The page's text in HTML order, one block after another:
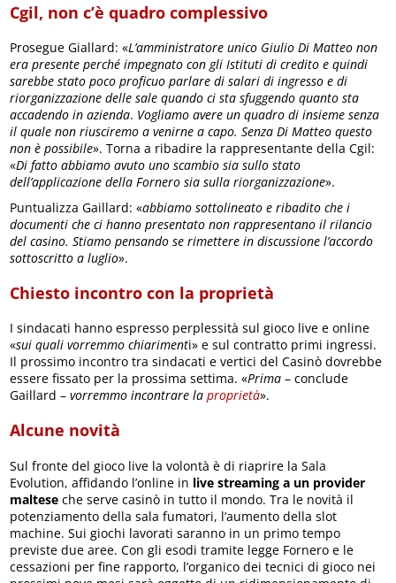
Cgil, non c’è quadro complessivo
Prosegue Giallard: «L’amministratore unico Giulio Di Matteo non
era presente perché impegnato con gli Istituti di credito e quindi
sarebbe stato poco proficuo parlare di salari di ingresso e di
riorganizzazione delle sale quando ci sta sfuggendo quanto sta
accadendo in azienda. Vogliamo avere un quadro di insieme senza
il quale non riusciremo a venirne a capo. Senza Di Matteo questo
non è possibile». Torna a ribadire la rappresentante della Cgil:
«Di fatto abbiamo avuto uno scambio sia sullo stato
dell’applicazione della Fornero sia sulla riorganizzazione».
Puntualizza Gaillard: «abbiamo sottolineato e ribadito che i
documenti che ci hanno presentato non rappresentano il rilancio
del casino. Stiamo pensando se rimettere in discussione l’accordo
sottoscritto a luglio».
Chiesto incontro con la proprietà
I sindacati hanno espresso perplessità sul gioco live e online
«sui quali vorremmo chiarimenti» e sul contratto primi ingressi.
Il prossimo incontro tra sindacati e vertici del Casinò dovrebbe
essere fissato per la prossima settima. «Prima – conclude
Gaillard –vorremmo incontrare laproprietà».
Alcune novità
Sul fronte del gioco live la volontà è di riaprire la Sala
Evolution, affidando l’online in live streaming a un provider
maltese che serve casinò in tutto il mondo. Tra le novità il
potenziamento della sala fumatori, l’aumento della slot
machine. Sui giochi lavorati saranno in un primo tempo
previste due aree. Con gli esodi tramite legge Fornero e le
cessazioni per fine rapporto, l’organico dei tecnici di gioco nei